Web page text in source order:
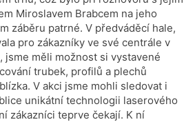
Miroslavem Brabcem na jeho
záběru patrné. V předváděcí hale,
pro zákazníky ve své centrále v
jsme měli možnost si vystavené
trubek, profilů a plechů
V akci jsme mohli sledovat i
unikátní technologii laserového
zákazníci teprve čekají. K ní